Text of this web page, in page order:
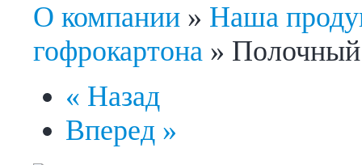
О компании» Наша
гофрокартона»
« Назад
Вперед »